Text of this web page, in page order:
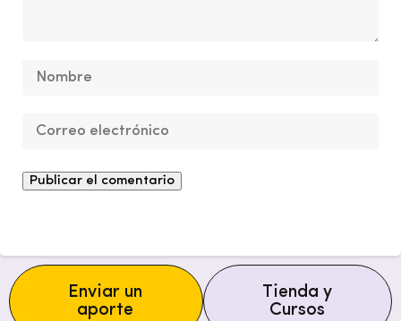
Enviar un
aporte
Tienda y
Cursos